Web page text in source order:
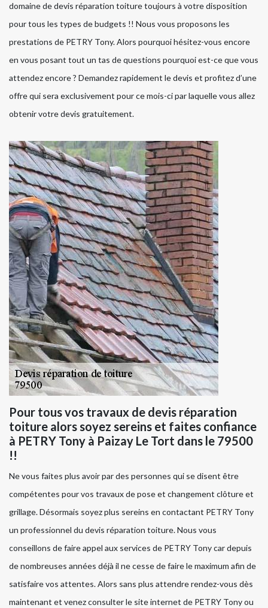
domaine de devis réparation toiture toujours à votre disposition
pour tous les types de budgets !! Nous vous proposons les
prestations de PETRY Tony. Alors pourquoi hésitez-vous encore
en vous posant tout un tas de questions pourquoi est-ce que vous
attendez encore ? Demandez rapidement le devis et profitez d’une
offre qui sera exclusivement pour ce mois-ci par laquelle vous allez
obtenir votre devis gratuitement.
Pour tous vos travaux de devis réparation
toiture alors soyez sereins et faites confiance
à PETRY Tony à Paizay Le Tort dans le 79500
!!
Ne vous faites plus avoir par des personnes qui se disent être
compétentes pour vos travaux de pose et changement clôture et
grillage. Désormais soyez plus sereins en contactant PETRY Tony
un professionnel du devis réparation toiture. Nous vous
conseillons de faire appel aux services de PETRY Tony car depuis
de nombreuses années déjà il ne cesse de faire le maximum afin de
satisfaire vos attentes. Alors sans plus attendre rendez-vous dès
maintenant et venez consulter le site internet de PETRY Tony ou